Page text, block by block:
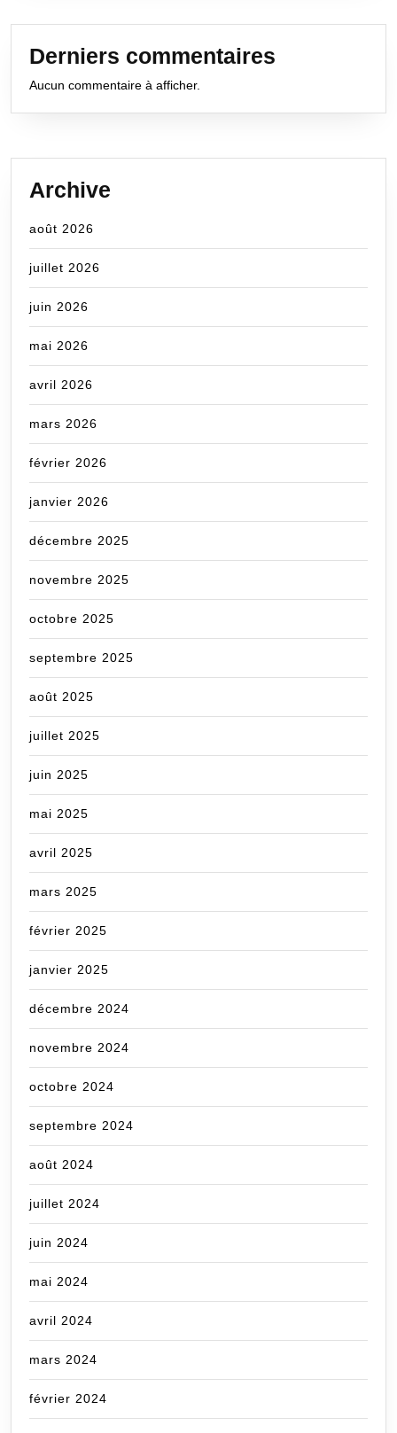
Derniers commentaires
Aucun commentaire à afficher.
Archive
août 2026
juillet 2026
juin 2026
mai 2026
avril 2026
mars 2026
février 2026
janvier 2026
décembre 2025
novembre 2025
octobre 2025
septembre 2025
août 2025
juillet 2025
juin 2025
mai 2025
avril 2025
mars 2025
février 2025
janvier 2025
décembre 2024
novembre 2024
octobre 2024
septembre 2024
août 2024
juillet 2024
juin 2024
mai 2024
avril 2024
mars 2024
février 2024